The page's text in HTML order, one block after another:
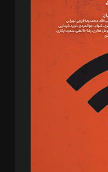
سروش کرمیان،
فائزه فتحی